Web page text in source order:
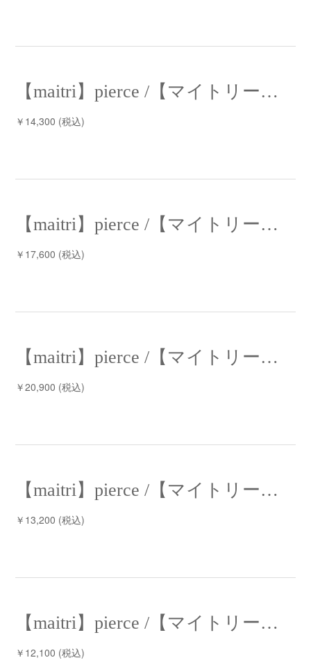
【maitri】pierce /【マイトリー】ピアス
￥14,300 (税込)
【maitri】pierce /【マイトリー】ピアス
￥17,600 (税込)
【maitri】pierce /【マイトリー】ピアス
￥20,900 (税込)
【maitri】pierce /【マイトリー】ピアス
￥13,200 (税込)
【maitri】pierce /【マイトリー】ピアス
￥12,100 (税込)